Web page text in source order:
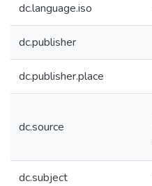
dc.language.iso
dc.publisher
dc.publisher.place
dc.source
dc.subject